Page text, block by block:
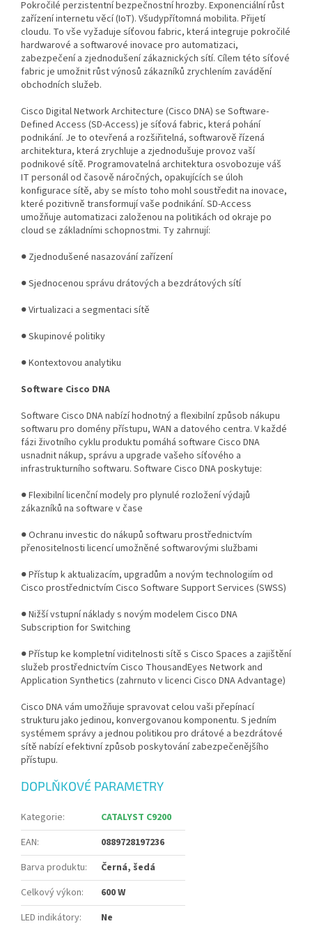
Pokročilé perzistentní bezpečnostní hrozby. Exponenciální růst
zařízení internetu věcí (IoT). Všudypřítomná mobilita. Přijetí
cloudu. To vše vyžaduje síťovou fabric, která integruje pokročilé
hardwarové a softwarové inovace pro automatizaci,
zabezpečení a zjednodušení zákaznických sítí. Cílem této síťové
fabric je umožnit růst výnosů zákazníků zrychlením zavádění
obchodních služeb.
Cisco Digital Network Architecture (Cisco DNA) se Software-
Defined Access (SD-Access) je síťová fabric, která pohání
podnikání. Je to otevřená a rozšiřitelná, softwarově řízená
architektura, která zrychluje a zjednodušuje provoz vaší
podnikové sítě. Programovatelná architektura osvobozuje váš
IT personál od časově náročných, opakujících se úloh
konfigurace sítě, aby se místo toho mohl soustředit na inovace,
které pozitivně transformují vaše podnikání. SD-Access
umožňuje automatizaci založenou na politikách od okraje po
cloud se základními schopnostmi. Ty zahrnují:
● Zjednodušené nasazování zařízení
● Sjednocenou správu drátových a bezdrátových sítí
● Virtualizaci a segmentaci sítě
● Skupinové politiky
● Kontextovou analytiku
Software Cisco DNA
Software Cisco DNA nabízí hodnotný a flexibilní způsob nákupu
softwaru pro domény přístupu, WAN a datového centra. V každé
fázi životního cyklu produktu pomáhá software Cisco DNA
usnadnit nákup, správu a upgrade vašeho síťového a
infrastrukturního softwaru. Software Cisco DNA poskytuje:
● Flexibilní licenční modely pro plynulé rozložení výdajů
zákazníků na software v čase
● Ochranu investic do nákupů softwaru prostřednictvím
přenositelnosti licencí umožněné softwarovými službami
● Přístup k aktualizacím, upgradům a novým technologiím od
Cisco prostřednictvím Cisco Software Support Services (SWSS)
● Nižší vstupní náklady s novým modelem Cisco DNA
Subscription for Switching
● Přístup ke kompletní viditelnosti sítě s Cisco Spaces a zajištění
služeb prostřednictvím Cisco ThousandEyes Network and
Application Synthetics (zahrnuto v licenci Cisco DNA Advantage)
Cisco DNA vám umožňuje spravovat celou vaši přepínací
strukturu jako jedinou, konvergovanou komponentu. S jedním
systémem správy a jednou politikou pro drátové a bezdrátové
sítě nabízí efektivní způsob poskytování zabezpečenějšího
přístupu.
DOPLŇKOVÉ PARAMETRY
Kategorie:
CATALYST C9200
EAN:
0889728197236
Barva produktu:
Černá, šedá
Celkový výkon:
600 W
LED indikátory:
Ne